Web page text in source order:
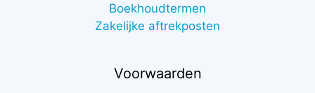
Boekhoudtermen
Zakelijke aftrekposten
Voorwaarden